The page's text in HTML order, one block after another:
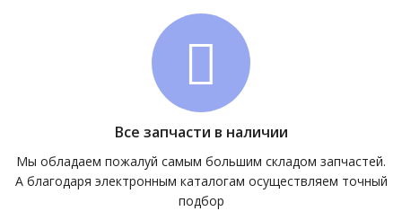
Все запчасти в наличии
Мы обладаем пожалуй самым большим складом запчастей.
А благодаря электронным каталогам осуществляем точный
подбор